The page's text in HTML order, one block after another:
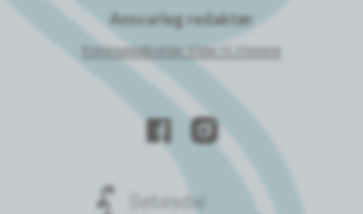
Ansvarleg redaktør
Kommunedirektør Vidar H. Homme